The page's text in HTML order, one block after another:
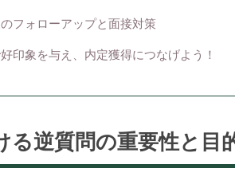
フォローアップと面接対策
印象を与え、内定獲得につなげよう！
る逆質問の重要性と目